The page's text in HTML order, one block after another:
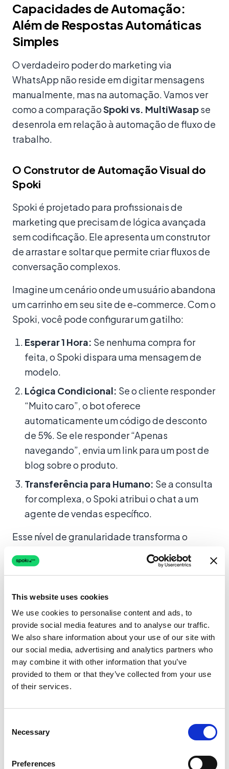
This website uses cookies
We use cookies to personalise content and ads, to
provide social media features and to analyse our traffic.
We also share information about your use of our site with
our social media, advertising and analytics partners who
may combine it with other information that you’ve
provided to them or that they’ve collected from your use
of their services.
Selection
Necessary
Preferences
Capacidades de Automação:
Além de Respostas Automáticas
Simples
O verdadeiro poder do marketing via
WhatsApp não reside em digitar mensagens
manualmente, mas na automação. Vamos ver
como a comparaçãoSpoki vs. MultiWasapse
desenrola em relação à automação de fluxo de
trabalho.
O Construtor de Automação Visual do
Spoki
Spoki é projetado para profissionais de
marketing que precisam de lógica avançada
sem codificação. Ele apresenta um construtor
de arrastar e soltar que permite criar fluxos de
conversação complexos.
Imagine um cenário onde um usuário abandona
um carrinho em seu site de e-commerce. Com o
Spoki, você pode configurar um gatilho:
Esperar 1 Hora: Se nenhuma compra for
feita, o Spoki dispara uma mensagem de
modelo.
Lógica Condicional: Se o cliente responder
“Muito caro”, o bot oferece
automaticamente um código de desconto
de 5%. Se ele responder “Apenas
navegando”, envia um link para um post de
blog sobre o produto.
Transferência para Humano: Se a consulta
for complexa, o Spoki atribui o chat a um
agente de vendas específico.
Esse nível de granularidade transforma o
WhatsApp de um aplicativo de chat em uma
máquina geradora de receita. Você pode
funcionam explorando nossa
de suporte.
A Abordagem do MultiWasap
MultiWasap foca fortemente no aspecto
“Multiagente” – permitindo que vários
um único número. Embora seja eficaz para
tickets de suporte ao cliente, muitas vezes
carece das capacidades de automação